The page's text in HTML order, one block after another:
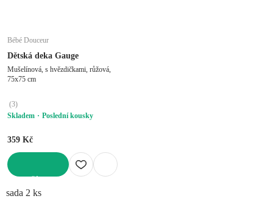
Bébé Douceur
Dětská deka Gauge
Mušelínová, s hvězdičkami, růžová,
75x75 cm
(3)
Skladem
Poslední kousky
359 Kč
sada 2 ks